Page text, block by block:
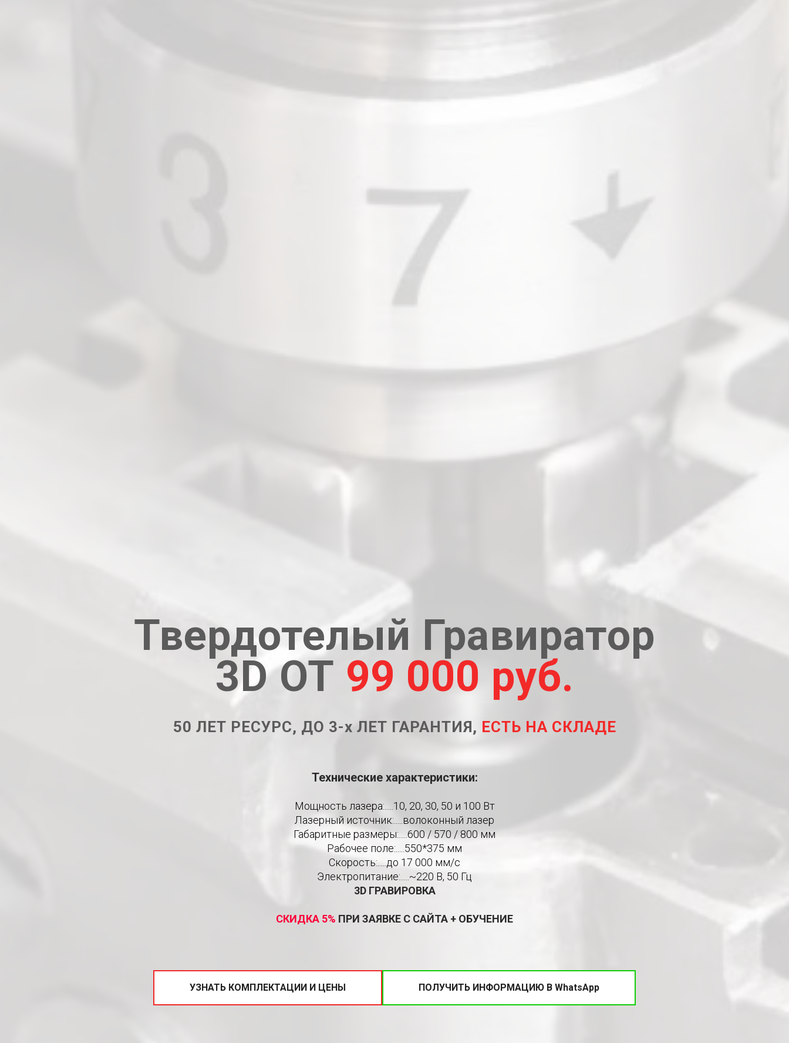
Твердотелый Гравиратор
3D ОТ 99 000 руб.
50 ЛЕТ РЕСУРС, ДО 3-х ЛЕТ ГАРАНТИЯ, ЕСТЬ НА СКЛАДЕ
Технические характеристики:
Мощность лазера:.....10, 20, 30, 50 и 100 Вт
Лазерный источник:.....волоконный лазер
Габаритные размеры:.....600 / 570 / 800 мм
Рабочее поле:.....550*375 мм
Скорость:.....до 17 000 мм/c
Электропитание:.....~220 В, 50 Гц
3D ГРАВИРОВКА
СКИДКА 5% ПРИ ЗАЯВКЕ С САЙТА + ОБУЧЕНИЕ
УЗНАТЬ КОМПЛЕКТАЦИИ И ЦЕНЫ ПОЛУЧИТЬ ИНФОРМАЦИЮ В WhatsApp